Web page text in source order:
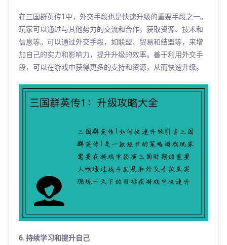
在三国群英传1中，外交手段也是快速升级的重要手段之一。
玩家可以通过与其他势力的交流和合作，获取资源、技术和
信息等。可以通过外交手段，如联盟、贸易和结盟等，来增
加自己的实力和影响力，提升升级的效率。善于利用外交手
段，可以在游戏中获得更多的支持和资源，从而快速升级。
6. 持续学习和提升自己